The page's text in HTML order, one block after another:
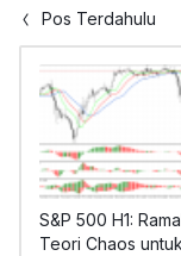
Pos Terdahulu
S&P 500 H1:
Teori Chaos